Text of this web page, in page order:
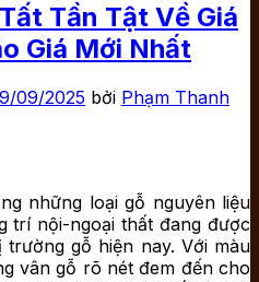
Tần Tật Về Giá
Giá Mới Nhất
09/2025 bởi Phạm Thanh
những loại gỗ nguyên liệu
trí nội-ngoại thất đang được
gỗ hiện nay. Với màu
vân gỗ rõ nét đem đến cho